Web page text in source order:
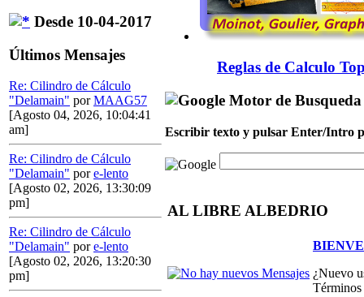
Desde 10-04-2017
Últimos Mensajes
Re: Cilindro de Cálculo
"Delamain" porMAAG57
[Agosto 04, 2026, 10:04:41
am]
Re: Cilindro de Cálculo
"Delamain" pore-lento
[Agosto 02, 2026, 13:30:09
pm]
Re: Cilindro de Cálculo
"Delamain" pore-lento
[Agosto 02, 2026, 13:20:30
pm]
Reglas de Calculo
Motor de
Escribir texto y pulsar Enter/Intro
AL LIBRE ALBEDRIO
¿Nuevo